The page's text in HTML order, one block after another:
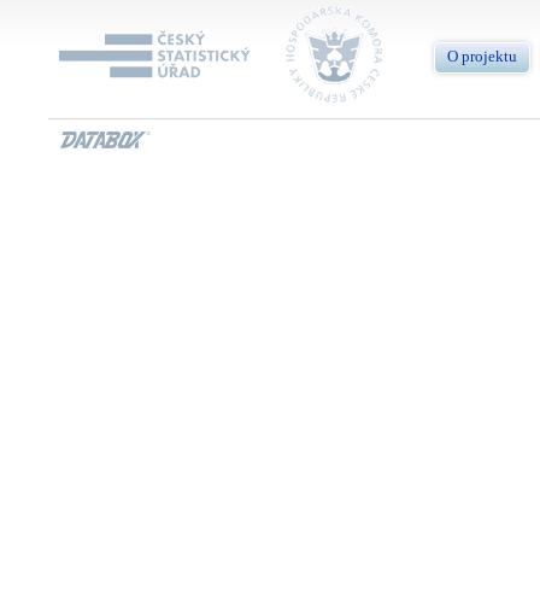
O projektu